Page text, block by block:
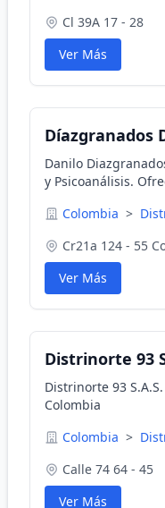
Cl 39A 17 - 28
Ver Más
Díazgranados
Danilo
y Psicoanálisis.
Psicoterapia
Colombia >
Cr21a 124 - 55
Ver Más
Distrinorte 93
Distrinorte 93
Colombia
Colombia >
Calle 74 64 - 45
Ver Más